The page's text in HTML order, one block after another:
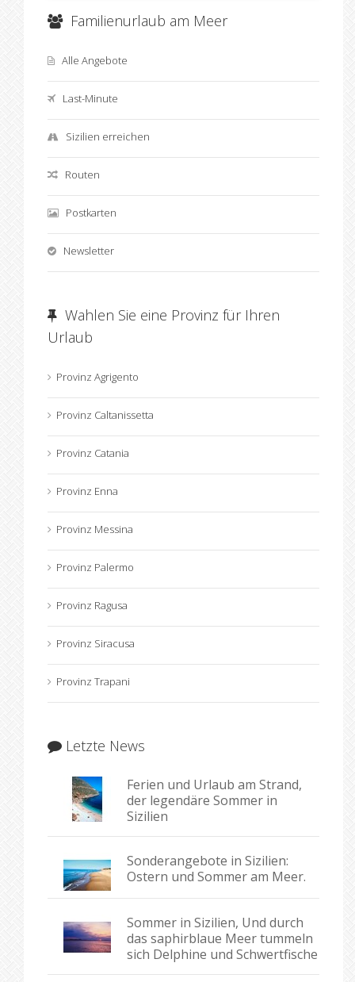
Familienurlaub am Meer
Alle Angebote
Last-Minute
Sizilien erreichen
Routen
Postkarten
Newsletter
Wahlen Sie eine Provinz für Ihren
Urlaub
Provinz Agrigento
Provinz Caltanissetta
Provinz Catania
Provinz Enna
Provinz Messina
Provinz Palermo
Provinz Ragusa
Provinz Siracusa
Provinz Trapani
Letzte News
Ferien und Urlaub am Strand,
der legendäre Sommer in
Sizilien
Sonderangebote in Sizilien:
Ostern und Sommer am Meer.
Sommer in Sizilien, Und durch
das saphirblaue Meer tummeln
sich Delphine und Schwertfische